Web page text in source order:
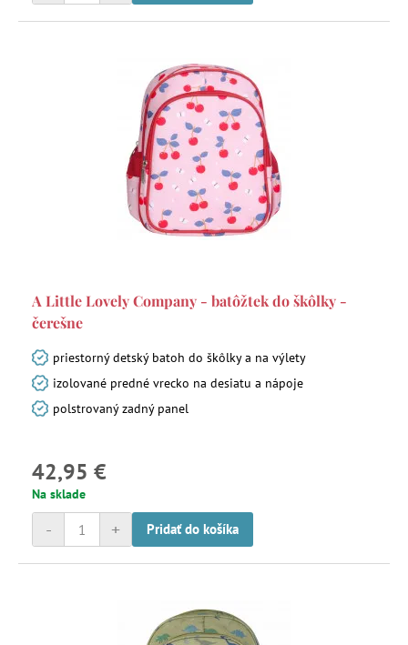
A Little Lovely Company - batôžtek do škôlky -
čerešne
priestorný detský batoh do škôlky a na výlety
izolované predné vrecko na desiatu a nápoje
polstrovaný zadný panel
42,95 €
Na sklade
+
- Pridať do košíka